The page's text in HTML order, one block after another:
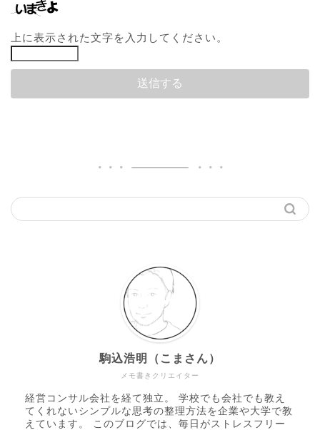
上に表示された文字を入力してください。
メモ書きクリエイター
駒込浩明（こまさん）
経営コンサル会社を経て独立。 学校でも会社でも教え
てくれないシンプルな思考の整理方法を企業や大学で教
えています。 このブログでは、毎日がストレスフリー